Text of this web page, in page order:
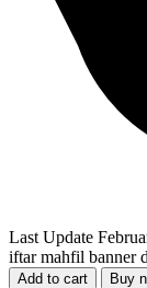
Last Update
iftar mahfil banner
Add to cart Buy